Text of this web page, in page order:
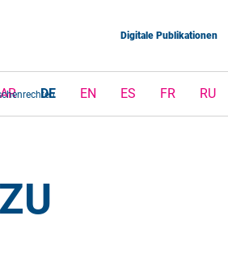
Digitale Publikationen
AR DE EN ES FR RU